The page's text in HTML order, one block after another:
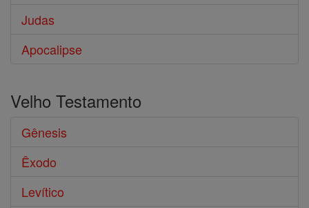
Judas
Apocalipse
Velho Testamento
Gênesis
Êxodo
Levítico